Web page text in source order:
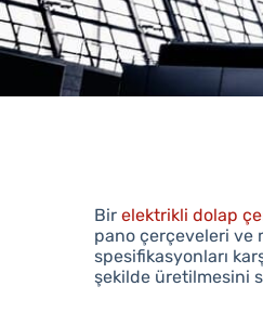
Birelektrikli dolap
pano çerçeveleri ve
spesifikasyonları
şekilde üretilmesini